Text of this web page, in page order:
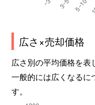
広さ×売却価格
広さ別の平均価格を表
一般的には広くなるに
す。